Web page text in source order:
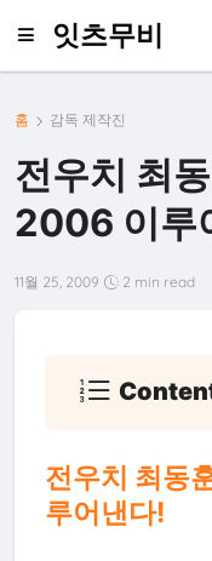
잇츠무비
홈 감독 제작진
전우치 최
2006 이루
11월 25, 2009 2 min read
전우치 최동
루어낸다!